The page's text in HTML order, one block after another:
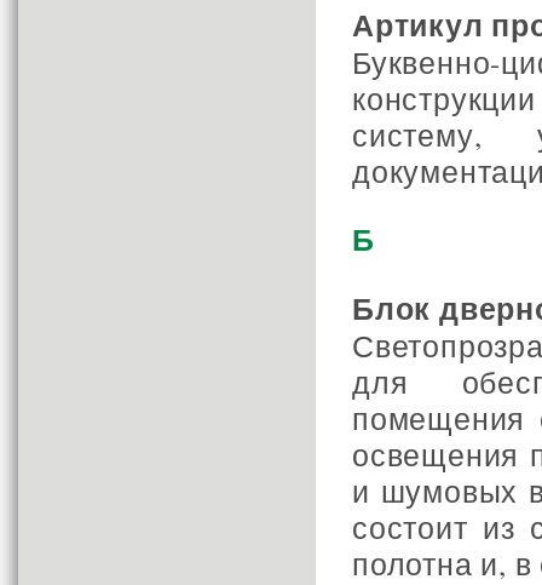
Артикул
Буквенно-
систему,
Б
Блок
для
помещения
освещения
и шумовых
состоит из
полотна и,